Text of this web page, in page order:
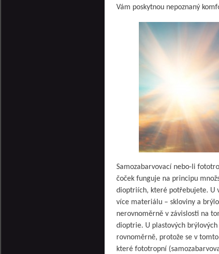
Vám poskytnou nepoznaný
Samozabarvovací nebo-li
čoček funguje na principu
dioptriích, které potřebujete. U
více materiálu – skloviny a
nerovnoměrně v závislosti na
dioptrie. U plastových
rovnoměrně, protože se v
které fototropní